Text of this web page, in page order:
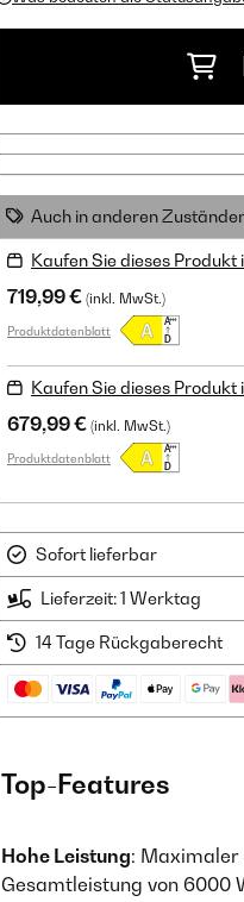
Auch in anderen
Kaufen Sie dieses
719,99 € (inkl. MwSt.)
Produktdatenblatt
Kaufen Sie dieses
679,99 € (inkl. MwSt.)
Produktdatenblatt
Sofort lieferbar
Lieferzeit: 1 Werktag
14 Tage Rückgaberecht
Top-Features
Hohe Leistung: Maximaler
Gesamtleistung von 6000